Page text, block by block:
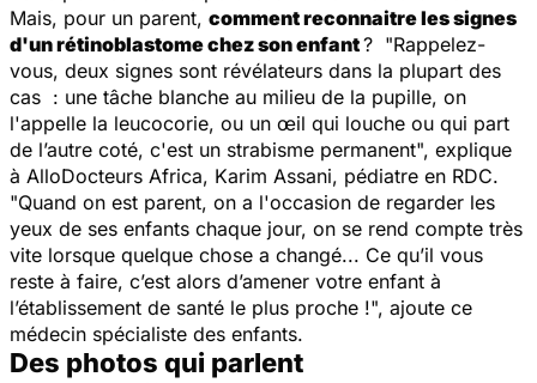
Mais, pour un parent, comment reconnaitre les signes
d'un rétinoblastome chez son enfant? "Rappelez-
vous, deux signes sont révélateurs dans la plupart des
cas : une tâche blanche au milieu de la pupille, on
l'appelle la leucocorie, ou un œil qui louche ou qui part
de l’autre coté, c'est un strabisme permanent", explique
à AlloDocteurs Africa, Karim Assani, pédiatre en RDC.
"Quand on est parent, on a l'occasion de regarder les
yeux de ses enfants chaque jour, on se rend compte très
vite lorsque quelque chose a changé... Ce qu’il vous
reste à faire, c’est alors d’amener votre enfant à
l’établissement de santé le plus proche !", ajoute ce
médecin spécialiste des enfants.
Des photos qui parlent